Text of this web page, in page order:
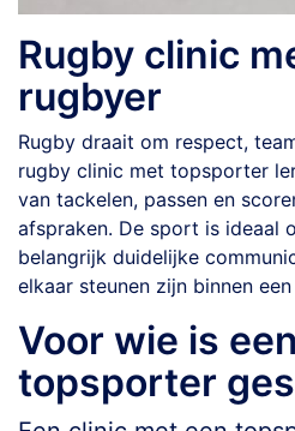
Rugby clinic
rugbyer
Rugby draait om respect,
rugby clinic met topsporter
van tackelen, passen en
afspraken. De sport is ideaal
belangrijk duidelijke
elkaar steunen zijn binnen
Voor wie is
topsporter